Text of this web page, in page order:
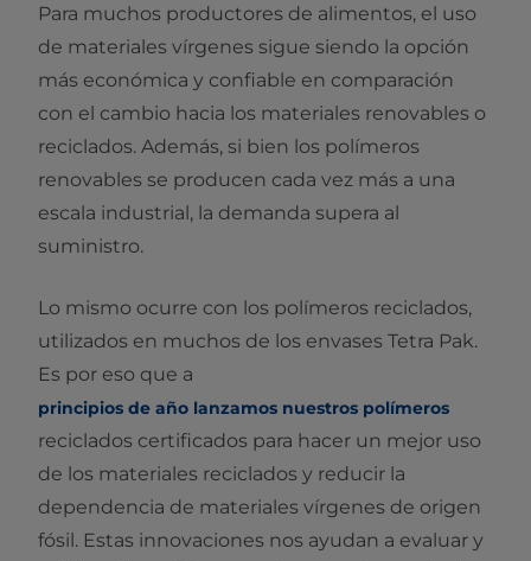
Para muchos productores de alimentos, el uso
de materiales vírgenes sigue siendo la opción
más económica y confiable en comparación
con el cambio hacia los materiales renovables o
reciclados. Además, si bien los polímeros
renovables se producen cada vez más a una
escala industrial, la demanda supera al
suministro.
Lo mismo ocurre con los polímeros reciclados,
utilizados en muchos de los envases Tetra Pak.
Es por eso que a
principios de año lanzamos nuestros polímeros
reciclados certificados para hacer un mejor uso
de los materiales reciclados y reducir la
dependencia de materiales vírgenes de origen
fósil. Estas innovaciones nos ayudan a evaluar y